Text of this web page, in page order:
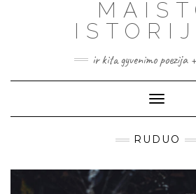
ir kita gyvenimo poezija
Toggle
RUDUO